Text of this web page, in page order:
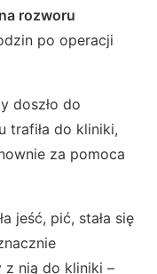
rozworu
po operacji
doszło do
trafiła do kliniki,
za pomoca
jeść, pić, stała się
z nią do kliniki –